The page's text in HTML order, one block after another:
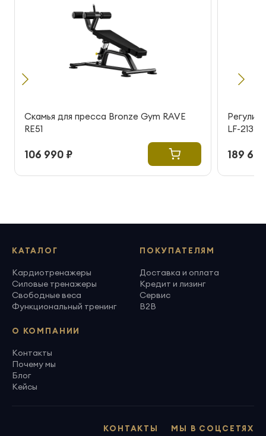
Скамья для пресса Bronze Gym RAVE
RE51
106 990 ₽
LF-213
189
КАТАЛОГ
Кардиотренажеры
Силовые тренажеры
Свободные веса
Функциональный тренинг
ПОКУПАТЕЛЯМ
Доставка и оплата
Кредит и лизинг
Сервис
B2B
О КОМПАНИИ
Контакты
Почему мы
Блог
Кейсы
МЫ В СОЦСЕТЯХ
КОНТАКТЫ